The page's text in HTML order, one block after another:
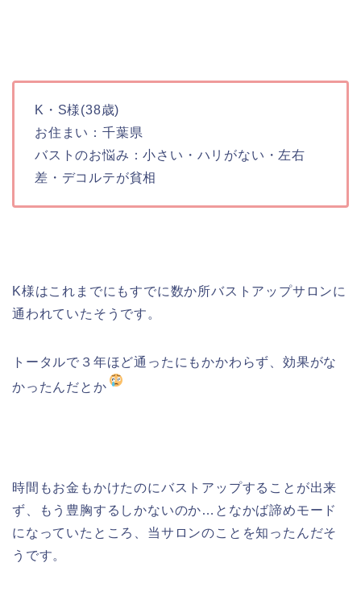
K・S様(38歳)
お住まい：千葉県
バストのお悩み：小さい・ハリがない・左右
差・デコルテが貧相
K様はこれまでにもすでに数か所バストアップサロンに
通われていたそうです。
トータルで３年ほど通ったにもかかわらず、効果がな
かったんだとか
時間もお金もかけたのにバストアップすることが出来
ず、もう豊胸するしかないのか…となかば諦めモード
になっていたところ、当サロンのことを知ったんだそ
うです。